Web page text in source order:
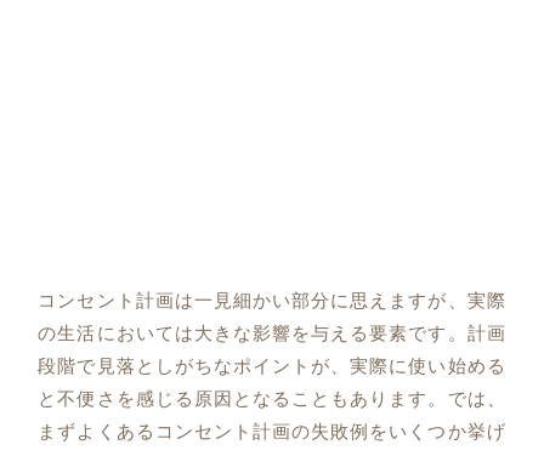
コンセント計画は一見細かい部分に思えますが、実際
の生活においては大きな影響を与える要素です。計画
段階で見落としがちなポイントが、実際に使い始める
と不便さを感じる原因となることもあります。では、
まずよくあるコンセント計画の失敗例をいくつか挙げ